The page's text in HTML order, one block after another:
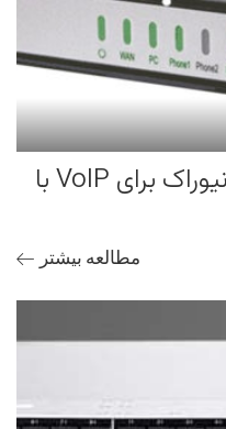
راهنمای راه‌اندازی گیتوی نیوراک برای VoIP با
مطالعه بیشتر